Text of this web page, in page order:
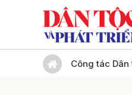
Công tác Dân